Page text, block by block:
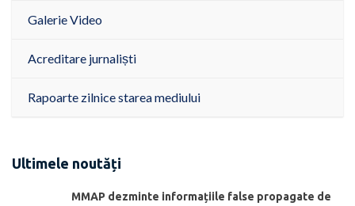
Galerie Video
Acreditare jurnaliști
Rapoarte zilnice starea mediului
Ultimele noutăți
MMAP dezminte informațiile false propagate de